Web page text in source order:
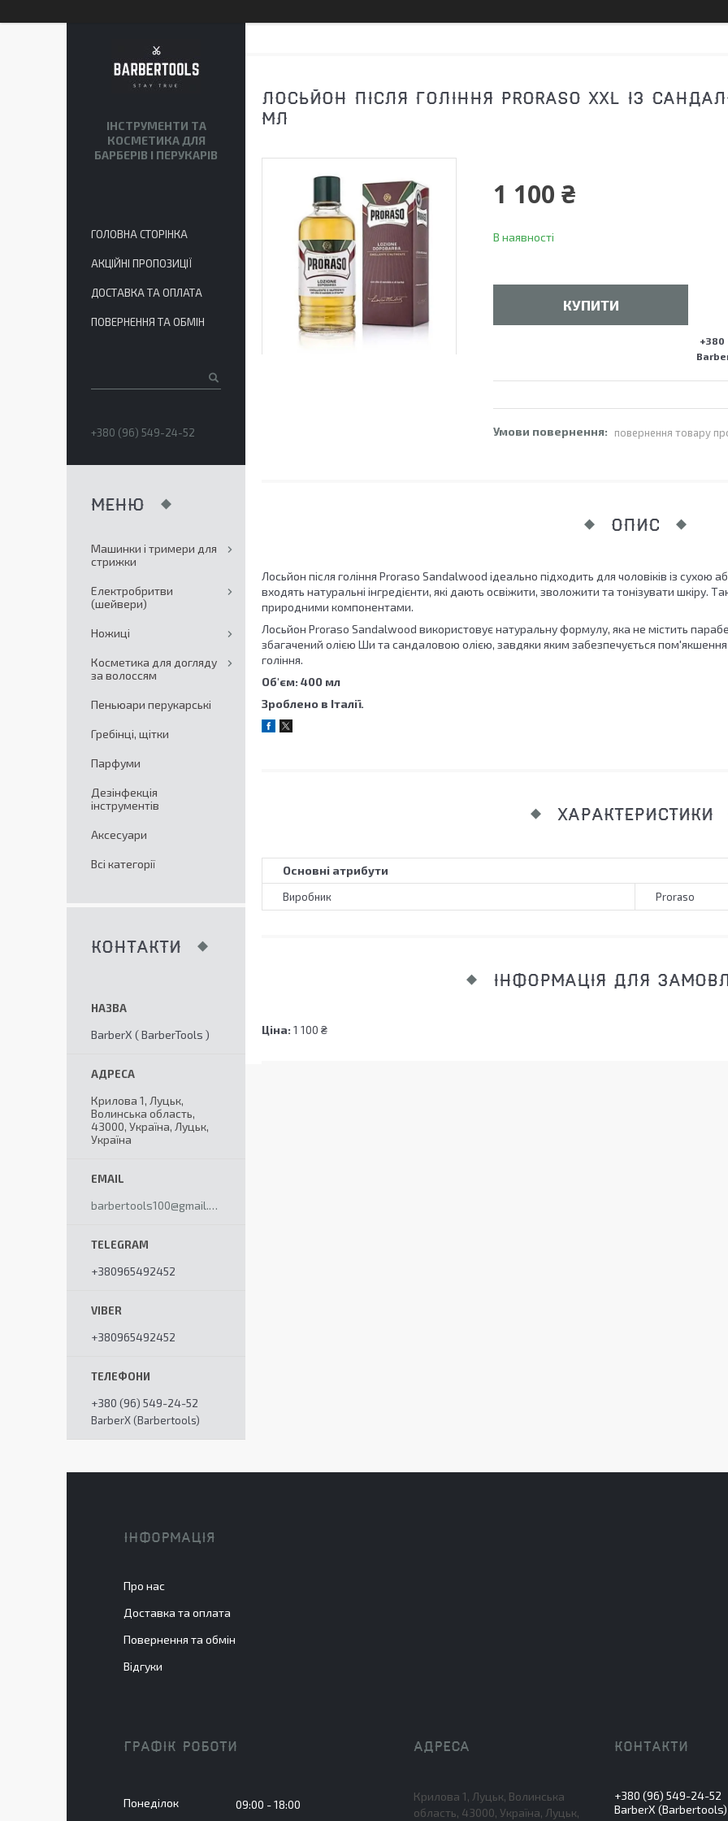
ЛОСЬЙОН ПІСЛЯ ГОЛІННЯ PRORASO XXL ІЗ
МЛ
1 100 ₴
В наявності
КУПИТИ
+380
повернення товару
ОПИС
Лосьйон після гоління Proraso Sandalwood ідеально підходить для чоловіків із
входять натуральні інгредієнти, які дають освіжити, зволожити та тонізувати шкіру.
природними компонентами.
Лосьйон Proraso Sandalwood використовує натуральну формулу, яка не містить
збагачений олією Ши та сандаловою олією, завдяки яким забезпечується пом'якшення
гоління.
Об'єм: 400 мл
Зроблено в Італії.
ХАРАКТЕРИСТИКИ
Основні атрибути
Виробник Proraso
ІНФОРМАЦІЯ ДЛЯ
Ціна: 1 100 ₴
ІНСТРУМЕНТИ ТА
КОСМЕТИКА ДЛЯ
БАРБЕРІВ І ПЕРУКАРІВ
ГОЛОВНА СТОРІНКА
АКЦІЙНІ ПРОПОЗИЦІЇ
ДОСТАВКА ТА ОПЛАТА
ПОВЕРНЕННЯ ТА ОБМІН
+380 (96) 549-24-52
Машинки і тримери для
стрижки
Електробритви
(шейвери)
Ножиці
Косметика для догляду
за волоссям
Пеньюари перукарські
Гребінці, щітки
Парфуми
Дезінфекція
інструментів
Аксесуари
Всі категорії
КОНТАКТИ
BarberX ( BarberTools )
Крилова 1, Луцьк,
Волинська область,
43000, Україна, Луцьк,
Україна
barbertools100@gmail.com
+380965492452
+380965492452
+380 (96) 549-24-52
BarberX (Barbertools)
ІНФОРМАЦІЯ
Про нас
Доставка та оплата
Повернення та обмін
Відгуки
ГРАФІК РОБОТИ
Понеділок 09:00 18:00
Крилова 1, Луцьк, Волинська
область, 43000, Україна, Луцьк,
+380 (96) 549-24-52
BarberX (Barbertools)